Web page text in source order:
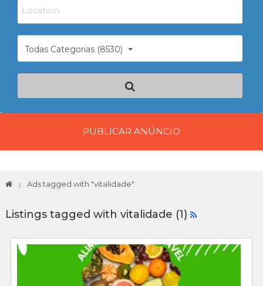
Todas Categorias (8530)
PUBLICAR ANÚNCIO
Ads tagged with "vitalidade"
Listings tagged with vitalidade (1)